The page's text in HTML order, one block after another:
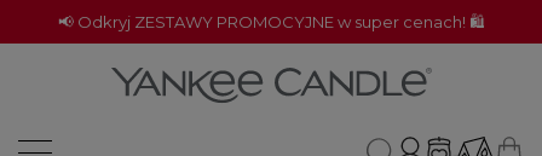
📢 Odkryj ZESTAWY PROMOCYJNE w super cenach! 🛍️